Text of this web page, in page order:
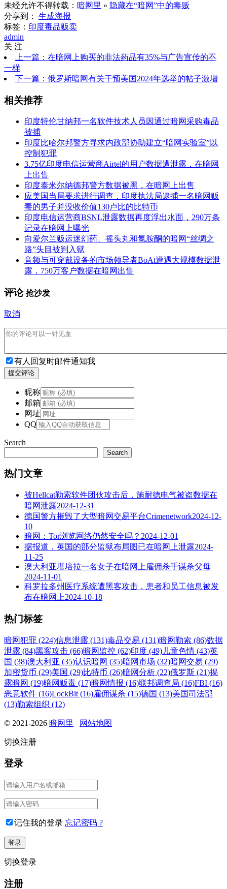
未经允许不得转载： 暗网里 » 隐藏在“暗网”中的毒贩
分享到：
生成海报
标签： 印度毒品贩卖
admin
关 注
上一篇：在暗网上购买的非法药品有35%与广告宣传的不
一样
下一篇：俄罗斯暗网有关干预美国2024年选举的帖子激增
相关推荐
印度特伦甘纳邦一名软件技术人员因通过暗网采购毒品
被捕
印度比哈尔邦警方寻求内政部协助建立“暗网实验室”以
控制犯罪
3.75亿印度电信运营商Airtel的用户数据遭泄露，在暗网
上出售
印度泰米尔纳德邦警方数据被黑，在暗网上出售
应美国当局要求进行调查，印度执法局逮捕一名暗网贩
毒的男子并没收价值130卢比的比特币
印度电信运营商BSNL泄露数据再度浮出水面，290万条
记录在暗网上曝光
向爱尔兰贩运迷幻药、摇头丸和氯胺酮的暗网“丝绸之
路”头目被判入狱
音频与可穿戴设备的市场领导者BoAt遭遇大规模数据泄
露，750万客户数据在暗网出售
评论 抢沙发
取消
有人回复时邮件通知我
提交评论
昵称
邮箱
网址
QQ
Search
Search
热门文章
被Hellcat勒索软件团伙攻击后，施耐德电气被盗数据在
暗网泄露2024-12-31
德国警方摧毁了大型暗网交易平台Crimenetwork2024-12-
10
暗网：Tor浏览网络仍然安全吗？ 2024-12-01
据报道，英国的部分监狱布局图已在暗网上泄露2024-
11-25
澳大利亚堪培拉一名女子在暗网上雇佣杀手谋杀父母
2024-11-01
科罗拉多州医疗系统遭黑客攻击，患者和员工信息被发
布在暗网上2024-10-18
热门标签
暗网犯罪 (224)信息泄露 (131)毒品交易 (131)暗网勒索 (86)数据
泄露 (84)黑客攻击 (66)暗网监控 (62)印度 (49) 儿童色情 (43)英
国 (38)澳大利亚 (35)认识暗网 (35)暗网市场 (32)暗网交易 (29)
加密货币 (29)美国 (29)比特币 (26)暗网分析 (22)俄罗斯 (21)揭
露暗网 (19)暗网贩毒 (17)暗网情报 (16)联邦调查局 (16)FBI (16)
恶意软件 (16)LockBit (16)雇佣谋杀 (15)德国 (13)美国司法部
(13)勒索组织 (12)
© 2021-2026 暗网里 网站地图
切换注册
登录
记住我的登录 忘记密码 ?
切换登录
注册